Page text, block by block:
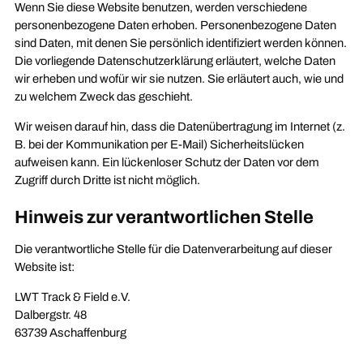
Wenn Sie diese Website benutzen, werden verschiedene
personenbezogene Daten erhoben. Personenbezogene Daten
sind Daten, mit denen Sie persönlich identifiziert werden können.
Die vorliegende Datenschutzerklärung erläutert, welche Daten
wir erheben und wofür wir sie nutzen. Sie erläutert auch, wie und
zu welchem Zweck das geschieht.
Wir weisen darauf hin, dass die Datenübertragung im Internet (z.
B. bei der Kommunikation per E-Mail) Sicherheitslücken
aufweisen kann. Ein lückenloser Schutz der Daten vor dem
Zugriff durch Dritte ist nicht möglich.
Hinweis zur verantwortlichen Stelle
Die verantwortliche Stelle für die Datenverarbeitung auf dieser
Website ist:
LWT Track & Field e.V.
Dalbergstr. 48
63739 Aschaffenburg